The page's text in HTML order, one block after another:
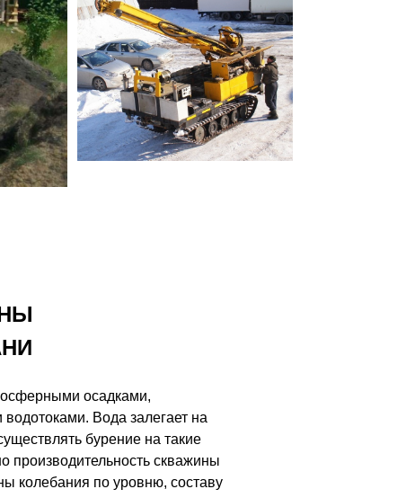
осадками,
Вода залегает на
бурение на такие
производительность скважины
колебания по уровню, составу